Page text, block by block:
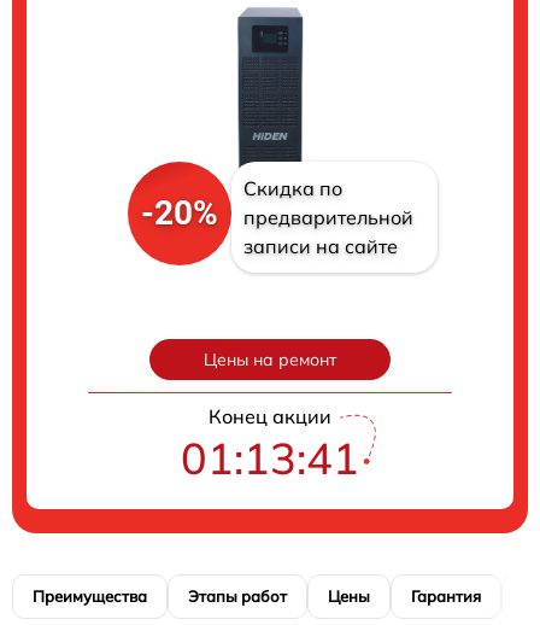
-20%
Скидка по
предварительной
записи на сайте
Цены на ремонт
Конец акции
01:13:40
Преимущества Этапы работ Цены Гарантия